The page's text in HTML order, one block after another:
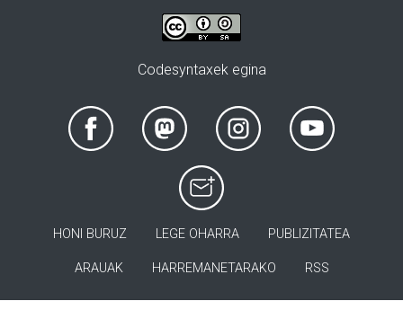
Codesyntaxek egina
HONI BURUZ LEGE OHARRA PUBLIZITATEA
ARAUAK HARREMANETARAKO RSS